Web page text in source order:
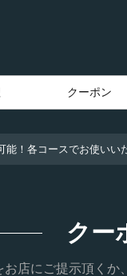
クーポン
！各コースでお使いい
クー
お店にご提示頂くか